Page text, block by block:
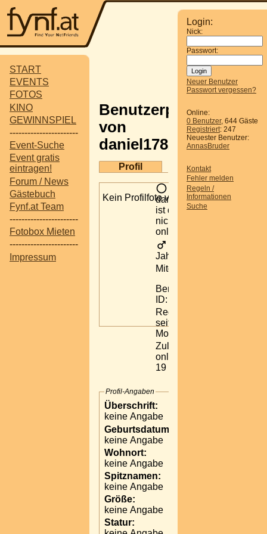
START
EVENTS
FOTOS
KINO
GEWINNSPIEL
-----------------------
Event-Suche
Event gratis
eintragen!
Forum / News
Gästebuch
Fynf.at Team
-----------------------
Fotobox Mieten
-----------------------
Impressum
Login:
Nick:
Passwort:
Neuer Benutzer
Passwort vergessen?
Online:
0 Benutzer, 644 Gäste
Registriert: 247
Neuester Benutzer:
AnnasBruder
Kontakt
Fehler melden
Regeln /
Informationen
Suche
Benutzerprofil
von
daniel1782
Profil
Kein Profilfoto verfügbar
daniel1782
ist derzeit
nicht
online.
Jahre alt
Mitglied
Benutzer-
ID: 37719
Registriert:
seit 20
Monaten
Zuletzt
online: vor
19 Monaten
Profil-Angaben
Überschrift:
keine Angabe
Geburtsdatum:
keine Angabe
Wohnort:
keine Angabe
Spitznamen:
keine Angabe
Größe:
keine Angabe
Statur: